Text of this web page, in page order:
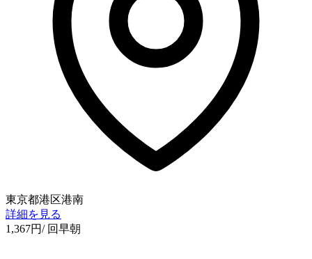
東京都港区港南
詳細を見る
1,367円/ 回早朝